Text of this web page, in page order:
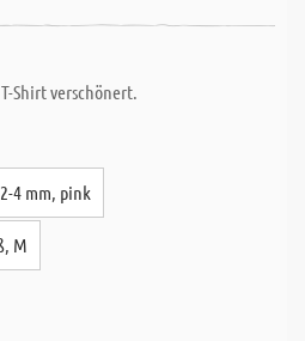
Shirt verschönert.
4 mm, pink
M